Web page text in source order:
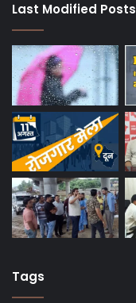
Last Modified Posts
Tags